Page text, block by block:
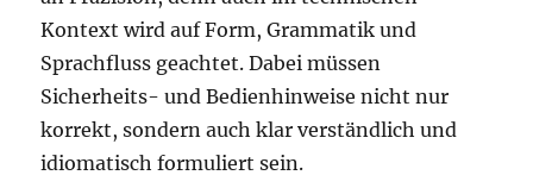
Kontext wird auf Form, Grammatik und
Sprachfluss geachtet. Dabei müssen
Sicherheits- und Bedienhinweise nicht nur
korrekt, sondern auch klar verständlich und
idiomatisch formuliert sein.